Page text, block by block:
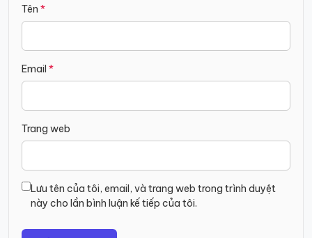
Tên *
Email *
Trang web
Lưu tên của tôi, email, và trang web trong trình duyệt
này cho lần bình luận kế tiếp của tôi.